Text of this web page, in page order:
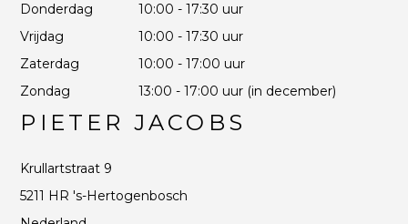
Donderdag
10:00 - 17:30 uur
Vrijdag
10:00 - 17:30 uur
Zaterdag
10:00 - 17:00 uur
Zondag
13:00 - 17:00 uur (in december)
PIETER JACOBS
Krullartstraat 9
5211 HR 's-Hertogenbosch